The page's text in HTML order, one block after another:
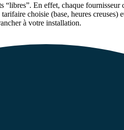
En effet, chaque
choisie (base, heures
à votre installation.